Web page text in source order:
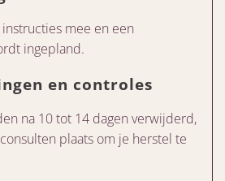
mee en een
ingepland.
en controles
na 10 tot 14 dagen verwijderd,
plaats om je herstel te